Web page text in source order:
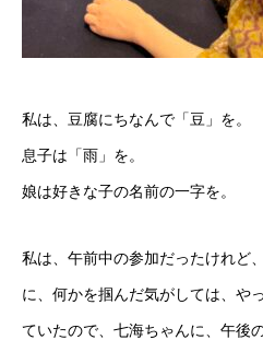
私は、豆腐にちなんで「豆」を。
息子は「雨」を。
娘は好きな子の名前の一字を。
私は、午前中の参加だったけれど
に、何かを掴んだ気がしては、や
ていたので、七海ちゃんに、午後